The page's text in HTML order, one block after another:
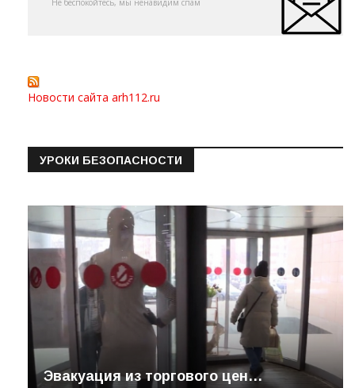
Не беспокойтесь, мы ненавидим спам
Новости сайта arh112.ru
УРОКИ БЕЗОПАСНОСТИ
Эвакуация из торгового цен…